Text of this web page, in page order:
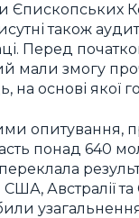
Єпископських
також
Перед
мали змогу
на основі якої
опитування,
понад 640
Австралії